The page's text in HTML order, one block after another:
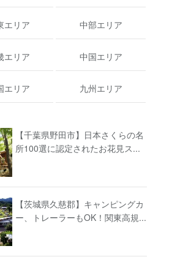
エリア 中部エリア
エリア 中国エリア
エリア 九州エリア
【千葉県野田市】日本さくらの名
所100選に認定されたお花見ス...
【茨城県久慈郡】キャンピングカ
ー、トレーラーもOK！関東高規...